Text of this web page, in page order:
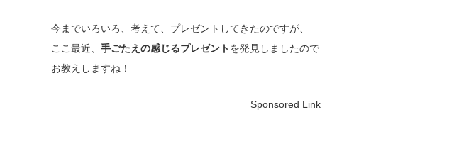
今までいろいろ、考えて、プレゼントしてきたのですが、
ここ最近、 手ごたえの感じるプレゼントを発見しましたので
お教えしますね！
Sponsored Link